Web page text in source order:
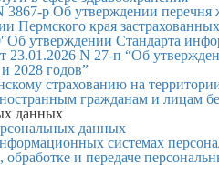
3867-р Об утверждении
края
утверждении Стандарта
23.01.2026 N 27-п “Об
2028 годов”
страхованию на
гражданам и лицам
данных
данных
системах
и передаче